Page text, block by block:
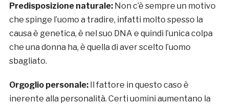
Predisposizione naturale: Non c’è sempre un motivo
che spinge l’uomo a tradire, infatti molto spesso la
causa è genetica, è nel suo DNA e quindi l’unica colpa
che una donna ha, è quella di aver scelto l’uomo
sbagliato.
Orgoglio personale:Il fattore in questo caso è
inerente alla personalità. Certi uomini aumentano la